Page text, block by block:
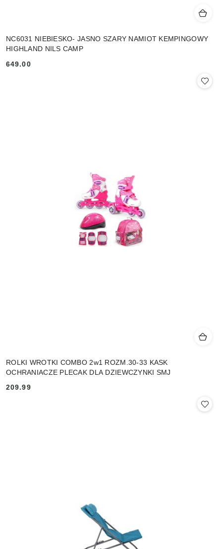
NC6031 NIEBIESKO- JASNO SZARY NAMIOT KEMPINGOWY
HIGHLAND NILS CAMP
Cena:
649.00
ROLKI WROTKI COMBO 2w1 ROZM.30-33 KASK
OCHRANIACZE PLECAK DLA DZIEWCZYNKI SMJ
Cena:
209.99